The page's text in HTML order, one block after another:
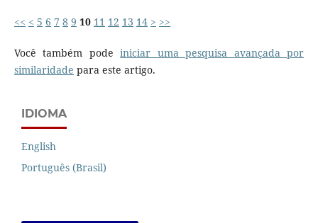
<< < 5 6 7 8 9 10 11 12 13 14 > >>
Você também podeiniciar uma pesquisa avançada por
similaridade para este artigo.
IDIOMA
English
Português (Brasil)